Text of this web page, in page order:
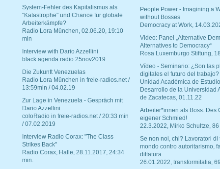
System-Fehler des Kapitalismus als
"Katastrophe" und Chance für globale
Arbeiterkämpfe?
Radio Lora München, 02.06.20, 19:10
min
Interview with Dario Azzellini
black agenda radio 25nov2019
Die Zukunft Venezuelas
Radio Lora München in freie-radios.net /
13:59min / 04.02.19
Zur Lage in Venezuela - Gespräch mit
Dario Azzellini
coloRadio in freie-radios.net / 20:33 min
/ 07.02.2019
Interview Radio Corax: "The Class
Strikes Back"
Radio Corax, Halle, 28.11.2017, 24:34
min.
People Power - Imagining a
without Bosses
Democracy at Work,
Video: Panel „Alternative
Alternatives to Democracy“
Rosa Luxemburgo Stiftung,
Vídeo - Seminario: ¿Son las
digitales el futuro del trabajo?
Unidad Académica de
Desarrollo de la Universidad
de Zacatecas, 01.11.22
Arbeiter*innen als Boss. Des
eigener Schmied!
22.3.2022, Mirko Schultze, 86
Se non noi, chi? Lavoratori di
mondo contro autoritarismo,
dittatura
26.01.2022, transformitalia,